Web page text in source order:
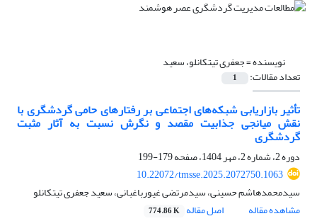
نویسنده =جعفری تیتکانلو، سعید
تعداد مقالات: 1
تأثیر بازاریابی شبکه‌های اجتماعی بر رفتارهای حامی گردشگری با
نقش میانجی جذابیت مقصد و نگرش نسبت به آثار مثبت
گردشگری
دوره 2، شماره 2، مهر 1404، صفحه
179-199
10.22072/tmsse.2025.2072750.1063
سیدمحمدهاشم حسینی، سیدمرتضی غیورباغبانی، سعید جعفری تیتکانلو
مشاهده مقاله
اصل مقاله 774.86 K